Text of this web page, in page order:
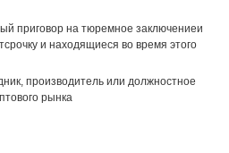
приговор на тюремное заключениеи
и находящиеся во время этого
производитель или должностное
рынка